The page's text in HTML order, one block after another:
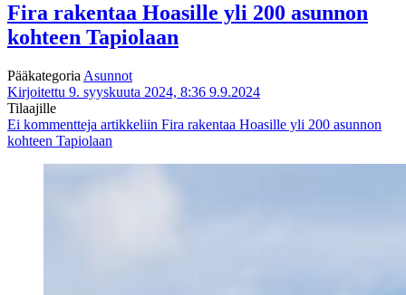
Fira rakentaa Hoasille yli 200 asunnon
kohteen Tapiolaan
Pääkategoria Asunnot
Kirjoitettu 9. syyskuuta 2024, 8:36 9.9.2024
Tilaajille
Ei kommentteja artikkeliin Fira rakentaa Hoasille yli 200 asunnon
kohteen Tapiolaan